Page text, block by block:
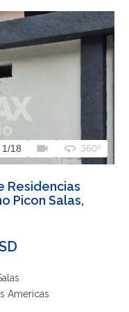
1/18 videocam 360 360º
Residencias
Picon Salas,
Americas